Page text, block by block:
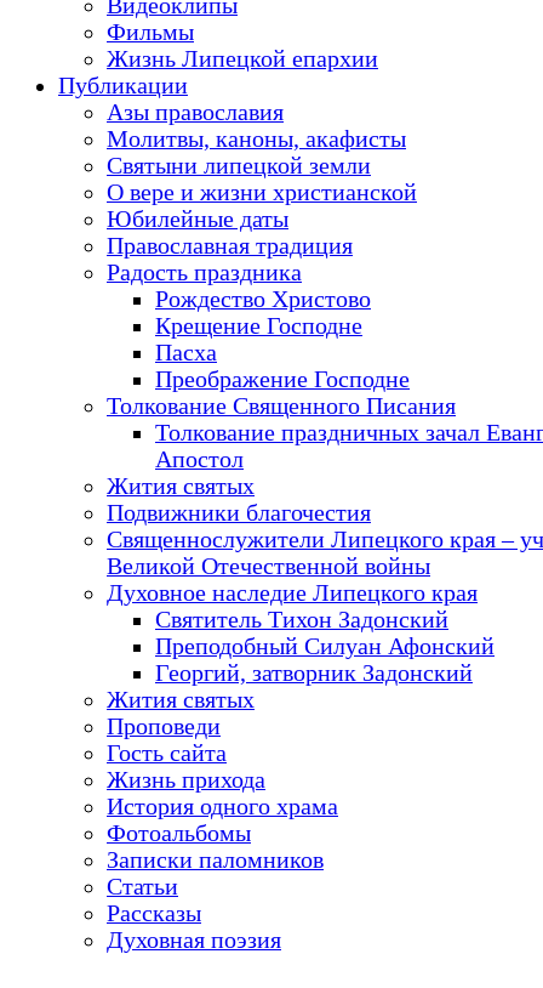
Видеоклипы
Фильмы
Жизнь Липецкой епархии
Публикации
Азы православия
Молитвы, каноны, акафисты
Святыни липецкой земли
О вере и жизни христианской
Юбилейные даты
Православная традиция
Радость праздника
Рождество Христово
Крещение Господне
Пасха
Преображение Господне
Толкование Священного Писания
Толкование праздничных зачал
Апостол
Жития святых
Подвижники благочестия
Священнослужители Липецкого края –
Великой Отечественной войны
Духовное наследие Липецкого края
Святитель Тихон Задонский
Преподобный Силуан Афонский
Георгий, затворник Задонский
Жития святых
Проповеди
Гость сайта
Жизнь прихода
История одного храма
Фотоальбомы
Записки паломников
Статьи
Рассказы
Духовная поэзия